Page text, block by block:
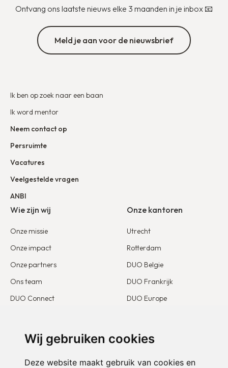
Wij gebruiken cookies
Deze website maakt gebruik van cookies en
Ontvang ons laatste nieuws elke 3 maanden in je inbox 📧
Meld je aan voor de nieuwsbrief
Ik ben op zoek naar een baan
Ik word mentor
Neem contact op
Persruimte
Vacatures
Veelgestelde vragen
ANBI
Wie zijn wij
Onze missie
Onze impact
Onze partners
Ons team
DUO Connect
Onze kantoren
Utrecht
Rotterdam
DUO Belgie
DUO Frankrijk
DUO Europe